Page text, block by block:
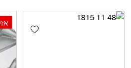
wishlist